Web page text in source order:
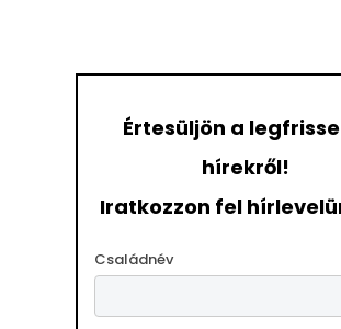
Értesüljön a
hírekről!
Iratkozzon fel
Családnév